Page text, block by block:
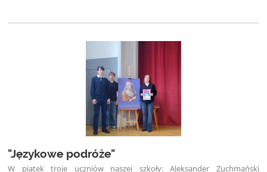
"Językowe podróże"
W piątek troje uczniów naszej szkoły: Aleksander Zuchmański